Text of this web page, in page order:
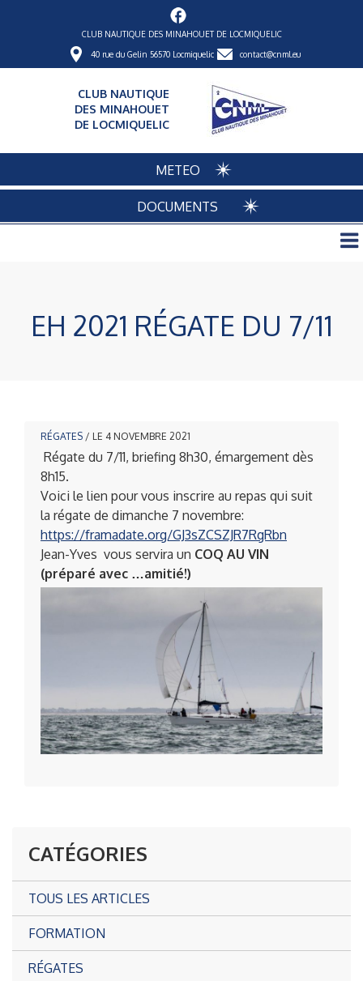
CLUB NAUTIQUE DES MINAHOUET DE LOCMIQUELIC
40 rue du Gelin 56570 Locmiquelic contact@cnml.eu
CLUB NAUTIQUE
DES MINAHOUET
DE LOCMIQUELIC
METEO
DOCUMENTS
EH 2021 RÉGATE DU 7/11
RÉGATES / LE 4 NOVEMBRE 2021
Régate du 7/11, briefing 8h30, émargement dès
8h15.
Voici le lien pour vous inscrire au repas qui suit
la régate de dimanche 7 novembre:
https://framadate.org/GJ3sZCSZJR7RgRbn
Jean-Yves vous servira un COQ AU VIN
(préparé avec …amitié!)
CATÉGORIES
TOUS LES ARTICLES
FORMATION
RÉGATES